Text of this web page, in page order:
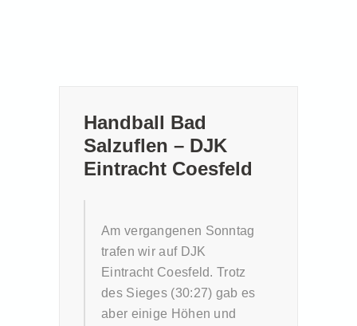
Handball Bad
Salzuflen – DJK
Eintracht Coesfeld
Am vergangenen Sonntag
trafen wir auf DJK
Eintracht Coesfeld. Trotz
des Sieges (30:27) gab es
aber einige Höhen und